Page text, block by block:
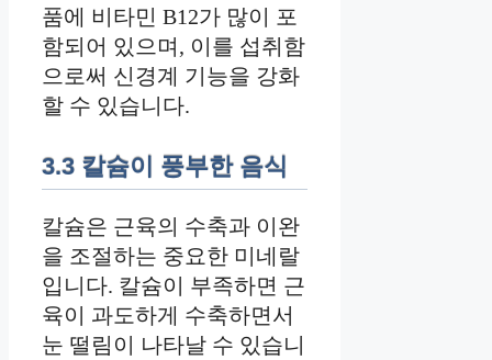
품에 비타민 B12가 많이 포
함되어 있으며, 이를 섭취함
으로써 신경계 기능을 강화
할 수 있습니다.
3.3 칼슘이 풍부한 음식
칼슘은 근육의 수축과 이완
을 조절하는 중요한 미네랄
입니다. 칼슘이 부족하면 근
육이 과도하게 수축하면서
눈 떨림이 나타날 수 있습니